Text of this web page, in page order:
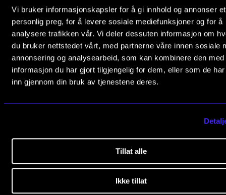
Vi bruker informasjonskapsler for å gi innhold og annonser et
personlig preg, for å levere sosiale mediefunksjoner og for å
analysere trafikken vår. Vi deler dessuten informasjon om
du bruker nettstedet vårt, med partnerne våre innen sosiale
annonsering og analysearbeid, som kan kombinere den med
informasjon du har gjort tilgjengelig for dem, eller som de
inn gjennom din bruk av tjenestene deres.
Tillat alle
Ikke tillat
Internasjonal strategi
Samarbeidsprosjekter
Nettverk
IN.TUNE
Ledige stillinger
Norges musikk­høgskole
Slemdalsveien 11
0369 Oslo, Norway
+47 23 36 70 00
post@nmh.no
Studier
Ledige stillinger